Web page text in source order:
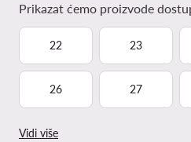
Prikazat ćemo proizvode
22 23
26 27
Vidi više